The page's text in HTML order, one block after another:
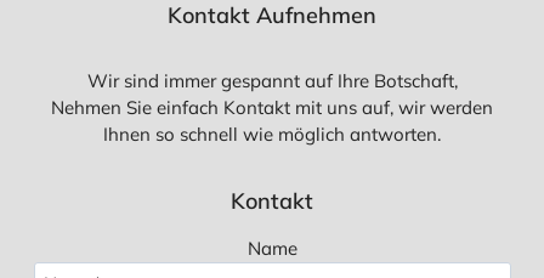
Kontakt Aufnehmen
Wir sind immer gespannt auf Ihre Botschaft,
Nehmen Sie einfach Kontakt mit uns auf, wir werden
Ihnen so schnell wie möglich antworten.
Kontakt
Name